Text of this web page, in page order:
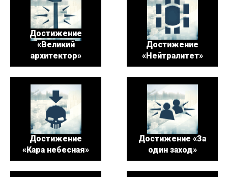
Достижение
«Великий
архитектор»
Достижение
«Нейтралитет»
Достижение
«Кара небесная»
Достижение «За
один заход»